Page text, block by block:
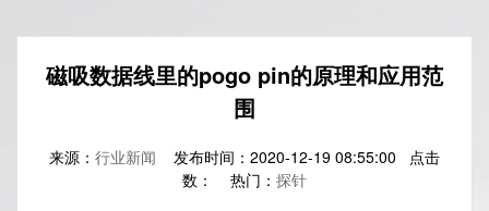
磁吸数据线里的pogo pin的原理和应用范
围
来源： 行业新闻 发布时间：2020-12-19 08:55:00 点击
数：
热门： 探针